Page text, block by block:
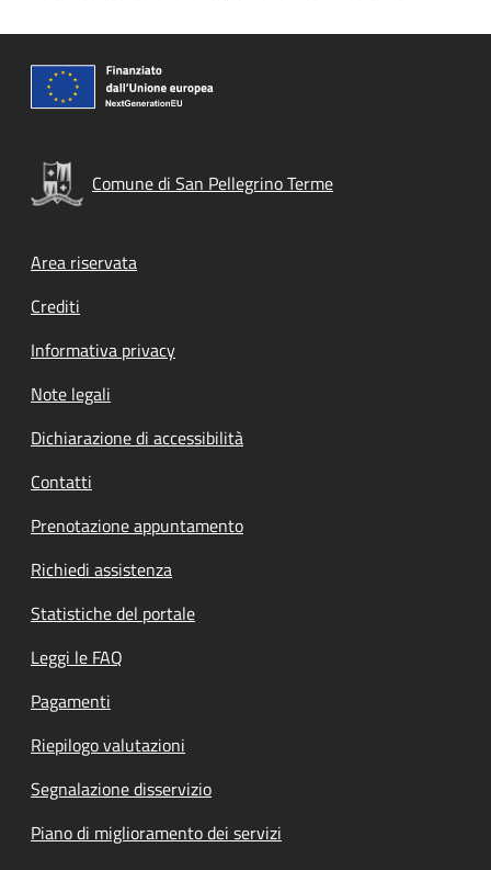
Comune di San Pellegrino Terme
Footer menu
Area riservata
Crediti
Informativa privacy
Note legali
Dichiarazione di accessibilità
Contatti
Prenotazione appuntamento
Richiedi assistenza
Statistiche del portale
Leggi le FAQ
Pagamenti
Riepilogo valutazioni
Segnalazione disservizio
Piano di miglioramento dei servizi